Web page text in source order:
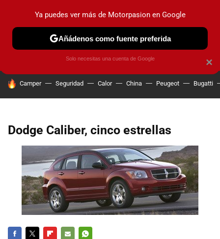
PRUEBAS COCHES ELÉCTRICOS OBSERVATORIO
HOY SE HABLA DE
Camper Seguridad Calor China Peugeot Bugatti
Dodge Caliber, cinco estrellas
×
Ya puedes ver más de Motorpasion en Google
Añádenos como fuente preferida
Solo necesitas una cuenta de Google